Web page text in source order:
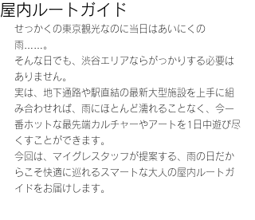
屋内ルートガイド
せっかくの東京観光なのに当日はあいにくの
雨……。
そんな日でも、渋谷エリアならがっかりする必要は
ありません。
実は、地下通路や駅直結の最新大型施設を上手に組
み合わせれば、雨にほとんど濡れることなく、今一
番ホットな最先端カルチャーやアートを1日中遊び尽
くすことができます。
今回は、マイグレスタッフが提案する、雨の日だか
らこそ快適に巡れるスマートな大人の屋内ルートガ
イドをお届けします。